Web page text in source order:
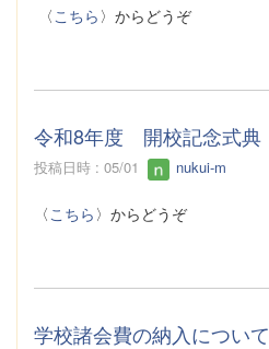
〈こちら 〉からどうぞ
令和8年度 開校記念式典
投稿日時 : 05/01 nukui-m
〈 こちら 〉からどうぞ
学校諸会費の納入について